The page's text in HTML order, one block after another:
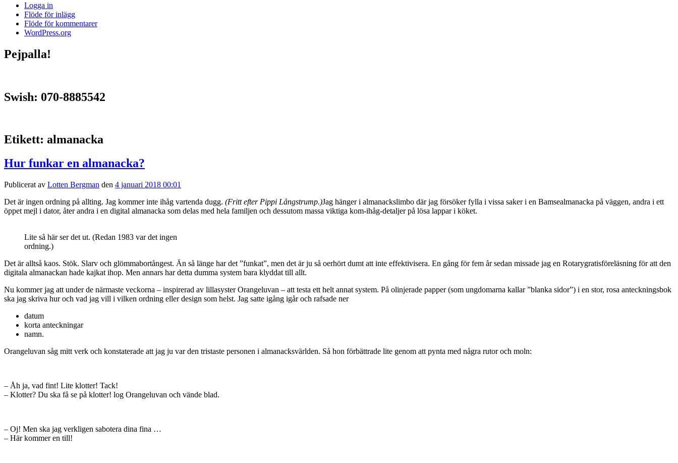
Logga in
Flöde för inlägg
Flöde för kommentarer
WordPress.org
Pejpalla!
Swish: 070-8885542
Etikett: almanacka
Hur funkar en almanacka?
Publicerat av Lotten Bergman den 4 januari 2018 00:01
Det är ingen ordning på allting. Jag kommer inte ihåg vartenda dugg. (Fritt efter Pippi Långstrump.)Jag hänger i almanackslimbo där jag försöker fylla i vissa saker i en Bamsealmanacka på väggen, andra i ett
öppet mejl i dator, åter andra i en digital almanacka som delas med hela familjen och dessutom massa viktiga kom-ihåg-detaljer på lösa lappar i köket.
Lite så här ser det ut. (Redan 1983 var det ingen
ordning.)
Det är alltså kaos. Stök. Slarv och glömmabortångest. Än så länge har det ”funkat”, men det är ju så oerhört dumt att inte effektivisera. En gång för fem år sedan missade jag en Rotarygratisföreläsning för att den
digitala almanackan hade kajkat ihop. Men annars har detta dumma system bara klyddat till allt.
Nu kommer jag att under de närmaste veckorna – inspirerad av lillasyster Orangeluvan – att testa ett helt annat system. På olinjerade papper (som ungdomarna kallar ”blanka sidor”) i en stor, rosa anteckningsbok
ska jag skriva hur och vad jag vill i vilken ordning eller design som helst. Jag satte igång igår och rafsade ner
datum
korta anteckningar
namn.
Orangeluvan såg mitt verk och konstaterade att jag ju var den tristaste personen i almanacksvärlden. Så hon förbättrade lite genom att pynta med några rutor och moln:
– Åh ja, vad fint! Lite klotter! Tack!
– Klotter? Du ska få se på klotter! log Orangeluvan och vände blad.
– Oj! Men ska jag verkligen sabotera dina fina …
– Här kommer en till!